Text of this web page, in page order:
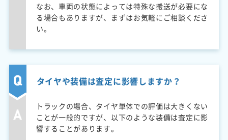
なお、車両の状態によっては特殊な搬送が必要にな
る場合もありますが、まずはお気軽にご相談くださ
い。
タイヤや装備は査定に影響しますか？
トラックの場合、タイヤ単体での評価は大きくない
ことが一般的ですが、以下のような装備は査定に影
響することがあります。